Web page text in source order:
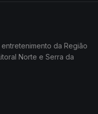
da Região
Norte e Serra da